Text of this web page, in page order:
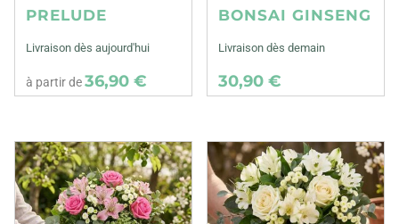
PRELUDE
Livraison dès aujourd'hui
à partir de36,90 €
BONSAI GINSENG
Livraison dès demain
30,90 €